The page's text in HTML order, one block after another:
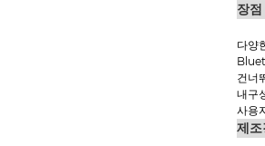
장점
다양
건너
내구
사용
제